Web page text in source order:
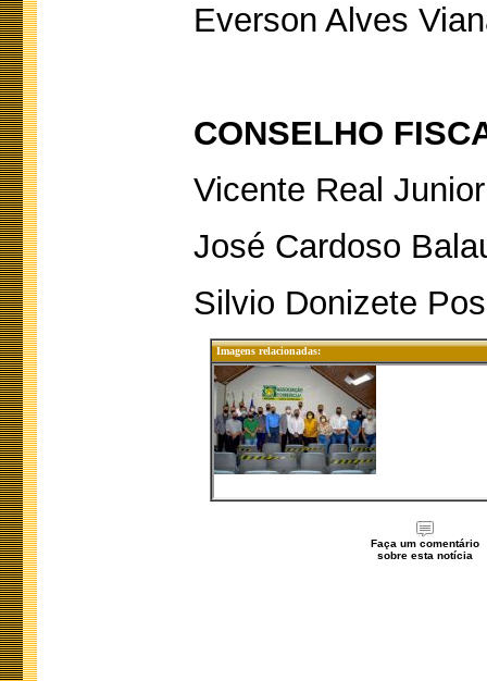
Everson Alves
CONSELHO
Vicente Real Junior
José Cardoso
Silvio Donizete
Imagens relacionadas:
Faça um comentário
sobre esta notícia